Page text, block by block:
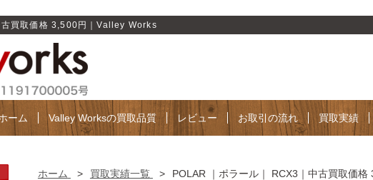
買取価格 3,500円｜Valley Works
ーム Valley Worksの買取品質 レビュー お取引の流れ 買取実績
ホーム > 買取実績一覧 > POLAR ｜ポラール｜ RCX3｜中古買取価格